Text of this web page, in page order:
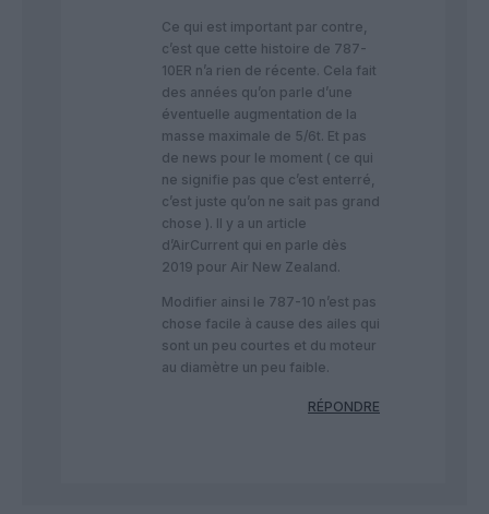
Ce qui est important par contre,
c’est que cette histoire de 787-
10ER n’a rien de récente. Cela fait
des années qu’on parle d’une
éventuelle augmentation de la
masse maximale de 5/6t. Et pas
de news pour le moment ( ce qui
ne signifie pas que c’est enterré,
c’est juste qu’on ne sait pas grand
chose ). Il y a un article
d’AirCurrent qui en parle dès
2019 pour Air New Zealand.
Modifier ainsi le 787-10 n’est pas
chose facile à cause des ailes qui
sont un peu courtes et du moteur
au diamètre un peu faible.
RÉPONDRE